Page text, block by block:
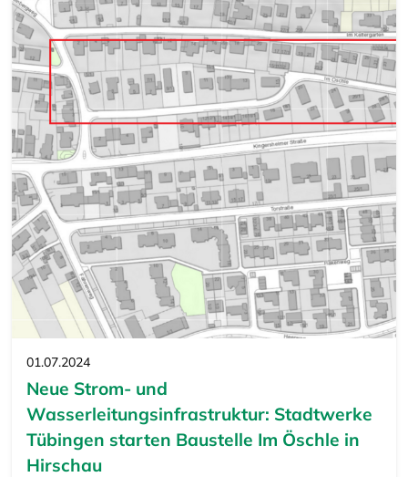
01.07.2024
Neue Strom- und
Wasserleitungsinfrastruktur: Stadtwerke
Tübingen starten Baustelle Im Öschle in
Hirschau